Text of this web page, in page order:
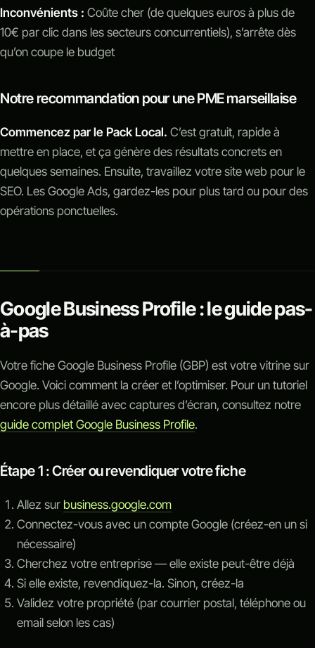
Inconvénients : Coûte cher (de quelques euros à plus de
10€ par clic dans les secteurs concurrentiels), s’arrête dès
qu’on coupe le budget
Notre recommandation pour une PME marseillaise
Commencez par le Pack Local. C’est gratuit, rapide à
mettre en place, et ça génère des résultats concrets en
quelques semaines. Ensuite, travaillez votre site web pour le
SEO. Les Google Ads, gardez-les pour plus tard ou pour des
opérations ponctuelles.
Google Business Profile : le guide pas-
à-pas
Votre fiche Google Business Profile (GBP) est votre vitrine sur
Google. Voici comment la créer et l’optimiser. Pour un tutoriel
encore plus détaillé avec captures d’écran, consultez notre
guide complet Google Business Profile.
Étape 1 : Créer ou revendiquer votre fiche
Allez sur business.google.com
Connectez-vous avec un compte Google (créez-en un si
nécessaire)
Cherchez votre entreprise — elle existe peut-être déjà
Si elle existe, revendiquez-la. Sinon, créez-la
Validez votre propriété (par courrier postal, téléphone ou
email selon les cas)